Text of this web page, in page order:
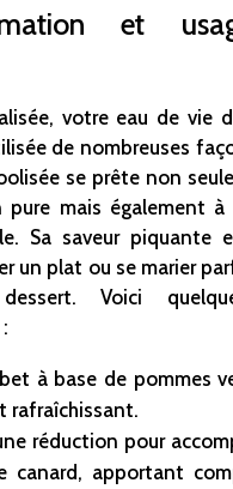
et
votre eau de vie
de nombreuses
se prête non
pure mais également à
Sa saveur piquante
un plat ou se marier
Voici
à base de pommes
rafraîchissant.
réduction pour
canard, apportant